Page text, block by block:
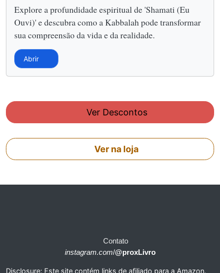
Explore a profundidade espiritual de 'Shamati (Eu
Ouvi)' e descubra como a Kabbalah pode transformar
sua compreensão da vida e da realidade.
Abrir
Ver Descontos
Ver na loja
Contato
instagram.com/@proxLivro
Disclosure: Este site contém links de afiliado para a Amazon.